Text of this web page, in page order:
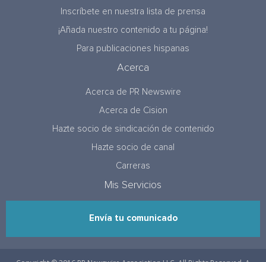
Inscríbete en nuestra lista de prensa
¡Añada nuestro contenido a tu página!
Para publicaciones hispanas
Acerca
Acerca de PR Newswire
Acerca de Cision
Hazte socio de sindicación de contenido
Hazte socio de canal
Carreras
Mis Servicios
Envía tu comunicado